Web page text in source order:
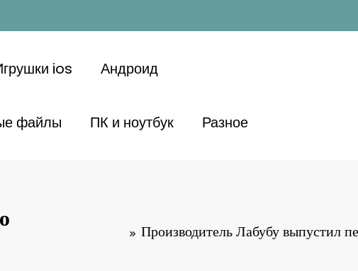
ios Андроид
файлы ПК и ноутбук Разное
Производитель Лабубу выпустил